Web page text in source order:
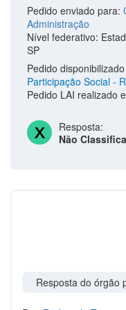
Pedido enviado para:
Administração
Nível federativo:
SP
Pedido
Participação Social -
Pedido LAI realizado
Resposta:
Não
Resposta do órgão